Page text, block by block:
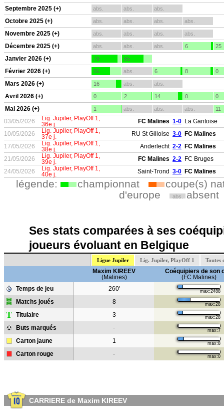
Septembre 2025 (+) abs. abs. abs.
Octobre 2025 (+) abs. abs. abs. abs.
Novembre 2025 (+) abs. abs. abs. abs.
Décembre 2025 (+) abs. abs. abs. 6 25
Janvier 2026 (+) 78 65
Février 2026 (+) 56 abs. 6 8 0
Mars 2026 (+) 16 abs. abs.
Avril 2026 (+) 0 2 14 0 0
Mai 2026 (+) 1 abs. abs. abs. 11
03/05/2026
Lig. Jupiler, PlayOff 1,
36e j.
FC Malines 1-0 La Gantoise
10/05/2026
Lig. Jupiler, PlayOff 1,
37e j.
RU St Gilloise 3-0 FC Malines
17/05/2026
Lig. Jupiler, PlayOff 1,
38e j.
Anderlecht 2-2 FC Malines
21/05/2026
Lig. Jupiler, PlayOff 1,
39e j.
FC Malines 2-2 FC Bruges
24/05/2026
Lig. Jupiler, PlayOff 1,
40e j.
Saint-Trond 3-0 FC Malines
légende: championnat
coupe(s)
d'europe
abs. absent
Ses stats comparées à ses
joueurs évoluant en Belgique
Ligue Jupiler Lig. Jupiler, PlayOff 1 Toutes
Maxim KIREEV
(Malines)
Coéquipiers de son
(FC Malines)
Temps de jeu
260' max:2488
Matchs joués 8 max:28
T Titulaire 3 max:28
Buts marqués - max:7
Carton jaune 1 max:8
Carton rouge - max:0
CARRIERE de Maxim KIREEV